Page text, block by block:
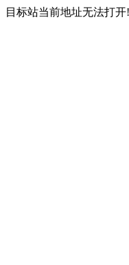
目标站当前地址无法打开!